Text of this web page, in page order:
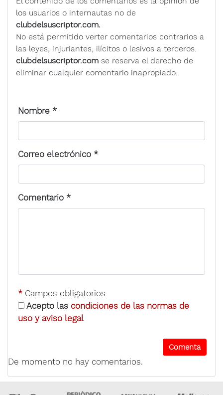
los usuarios o internautas no de
clubdelsuscriptor.com.
No está permitido verter comentarios contrarios a
las leyes, injuriantes, ilícitos o lesivos a terceros.
clubdelsuscriptor.com se reserva el derecho de
eliminar cualquier comentario inapropiado.
Nombre *
Correo electrónico *
Comentario *
* Campos obligatorios
Acepto las condiciones de las normas de
uso y aviso legal
De momento no hay comentarios.